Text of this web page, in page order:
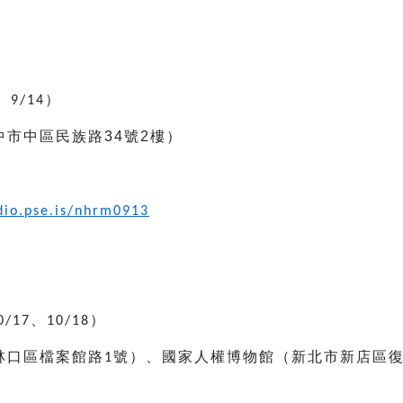
9/14 ）
市中區民族路34號 2樓 ）
nhrm0913
17 10/18 ）
口區檔案館路 1號）、國家人權博物館（新北市新店區